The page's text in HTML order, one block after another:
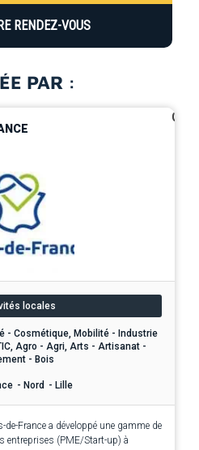
RENDEZ-VOUS
PAR :
0
locales
- Cosmétique, Mobilité - Industrie
Agro - Agri, Arts - Artisanat -
- Bois
- Nord - Lille
France a développé une gamme de
entreprises (PME/Start-up) à